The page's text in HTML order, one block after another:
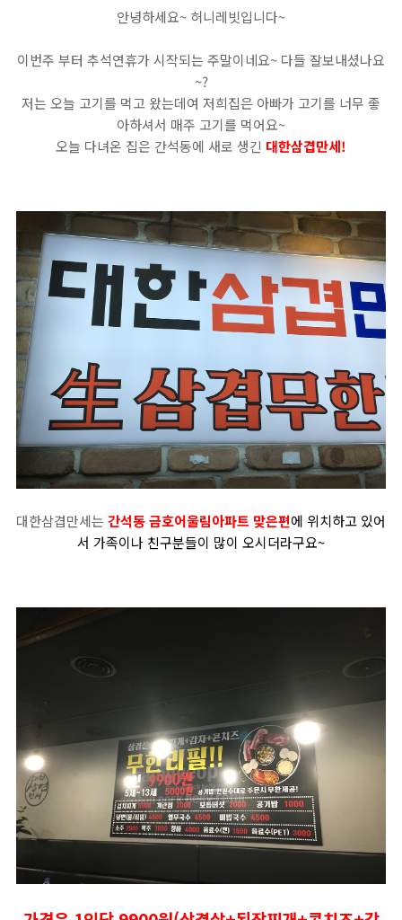
안녕하세요~ 허니레빗입니다~
이번주 부터 추석연휴가 시작되는 주말이네요~ 다들 잘보내셨나요
~?
저는 오늘 고기를 먹고 왔는데여 저희집은 아빠가 고기를 너무 좋
아하셔서 매주 고기를 먹어요~
오늘 다녀온 집은 간석동에 새로 생긴 대한삼겹만세!
대한삼겹만세는 간석동 금호어울림아파트 맞은편에 위치하고 있어
서 가족이나 친구분들이 많이 오시더라구요~